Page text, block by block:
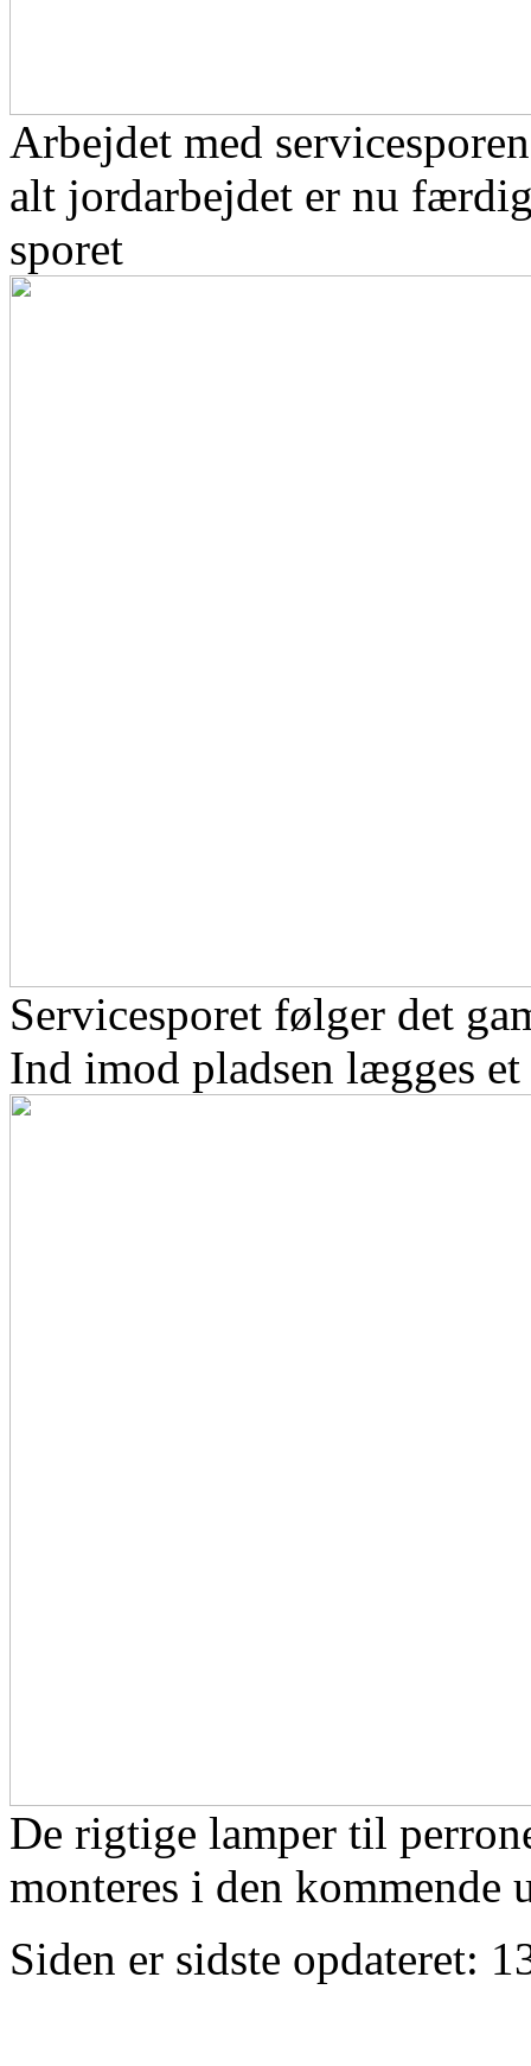
Arbejdet med
alt jordarbejdet er nu
sporet
Servicesporet følger det
Ind imod pladsen lægges
De rigtige lamper til
monteres i den kommende
Siden er sidste opdateret: